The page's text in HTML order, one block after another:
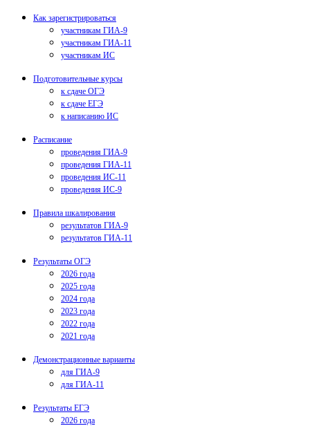
Как зарегистрироваться
участникам ГИА-9
участникам ГИА-11
участникам ИС
Подготовительные курсы
к сдаче ОГЭ
к сдаче ЕГЭ
к написанию ИС
Расписание
проведения ГИА-9
проведения ГИА-11
проведения ИС-11
проведения ИС-9
Правила шкалирования
результатов ГИА-9
результатов ГИА-11
Результаты ОГЭ
2026 года
2025 года
2024 года
2023 года
2022 года
2021 года
Демонстрационные варианты
для ГИА-9
для ГИА-11
Результаты ЕГЭ
2026 года